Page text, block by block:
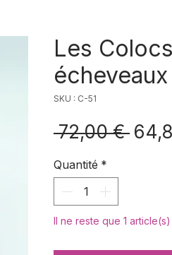
Les
SKU : C-51
72,00 € Prix
Quantité *
Il ne reste que 1